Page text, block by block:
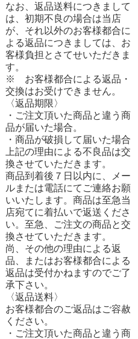
なお、返品送料につきまして
は、初期不良の場合は当店
が、それ以外のお客様都合に
よる返品につきましては、お
客様負担とさてせいただきま
す。
※ お客様都合による返品・
交換はお受けできません。
〈返品期限〉
・ご注文頂いた商品と違う商
品が届いた場合。
・商品が破損して届いた場合
上記の理由による不良品は交
換させていただきます。
商品到着後７日以内に、メー
ルまたは電話にてご連絡お願
いいたします。商品は至急当
店宛てに着払いで返送くださ
い。至急、ご注文の商品と交
換させていただきます。
尚、その他の理由による返
品、またはお客様都合による
返品は受付かねますのでご了
承下さい。
〈返品送料〉
お客様都合のご返品はご容赦
ください。
・ご注文頂いた商品と違う商